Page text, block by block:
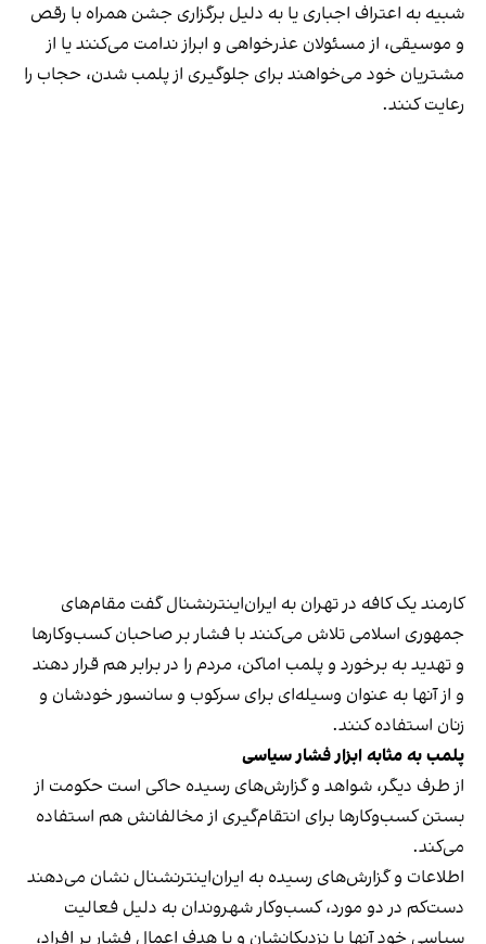
شبیه به اعتراف اجباری یا به دلیل برگزاری جشن همراه با رقص
و موسیقی، از مسئولان عذرخواهی و ابراز ندامت می‌کنند یا از
مشتریان خود می‌خواهند برای جلوگیری از پلمب شدن، حجاب را
رعایت کنند.
کارمند یک کافه در تهران به ایران‌اینترنشنال گفت مقام‌های
جمهوری اسلامی تلاش می‌کنند با فشار بر صاحبان کسب‌وکارها
و تهدید به برخورد و پلمب اماکن، مردم را در برابر هم قرار دهند
و از آنها به عنوان وسیله‌ای برای سرکوب و سانسور خودشان و
زنان استفاده کنند.
پلمب به مثابه ابزار فشار سیاسی
از طرف دیگر، شواهد و گزارش‌های رسیده حاکی است حکومت از
بستن کسب‌وکارها برای انتقام‌گیری از مخالفانش هم استفاده
می‌کند.
اطلاعات و گزارش‌های رسیده به ایران‌اینترنشنال نشان می‌دهند
دست‌کم در دو مورد، کسب‌وکار شهروندان به دلیل فعالیت